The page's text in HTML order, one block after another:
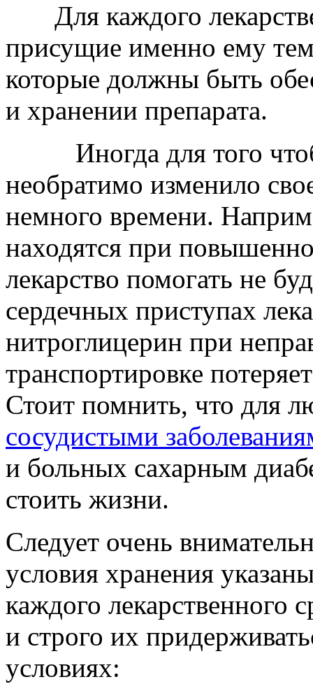
Для каждого
присущие именно ему
которые должны быть
и хранении препарата.
Иногда для того
необратимо изменило
немного времени.
находятся при
лекарство помогать не
сердечных приступах
нитроглицерин при
транспортировке
Стоит помнить, что для
сосудистыми
и больных сахарным
стоить жизни.
Следует очень
условия хранения
каждого лекарственного
и строго их
условиях: